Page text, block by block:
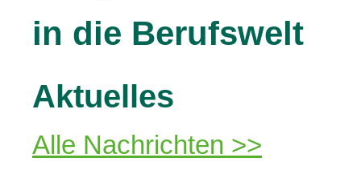
in die Berufswelt
Aktuelles
Alle Nachrichten >>